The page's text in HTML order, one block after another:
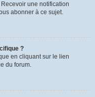
une notification
abonner à ce sujet.
?
en cliquant sur le lien
du forum.